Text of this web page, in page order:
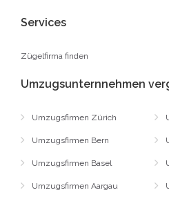
Services
Zügelfirma finden
Umzugsunternnehmen
Umzugsfirmen Zürich
Umzugsfirmen Bern
Umzugsfirmen Basel
Umzugsfirmen Aargau